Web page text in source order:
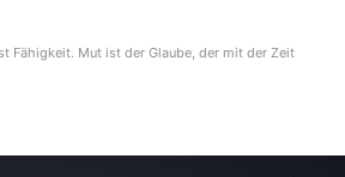
Fähigkeit. Mut ist der Glaube, der mit der Zeit